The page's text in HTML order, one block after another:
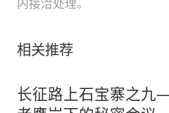
相关推荐
长征路上石宝寨之